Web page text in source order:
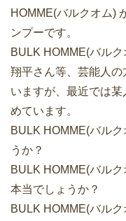
HOMME(バルクオム)
ンプーです。
BULK HOMME(バル
翔平さん等、芸能人
いますが、最近では
めています。
BULK HOMME(バル
うか？
BULK HOMME(バル
本当でしょうか？
BULK HOMME(バル